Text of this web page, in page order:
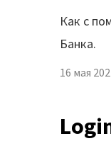
Как с
Банка.
16 мая